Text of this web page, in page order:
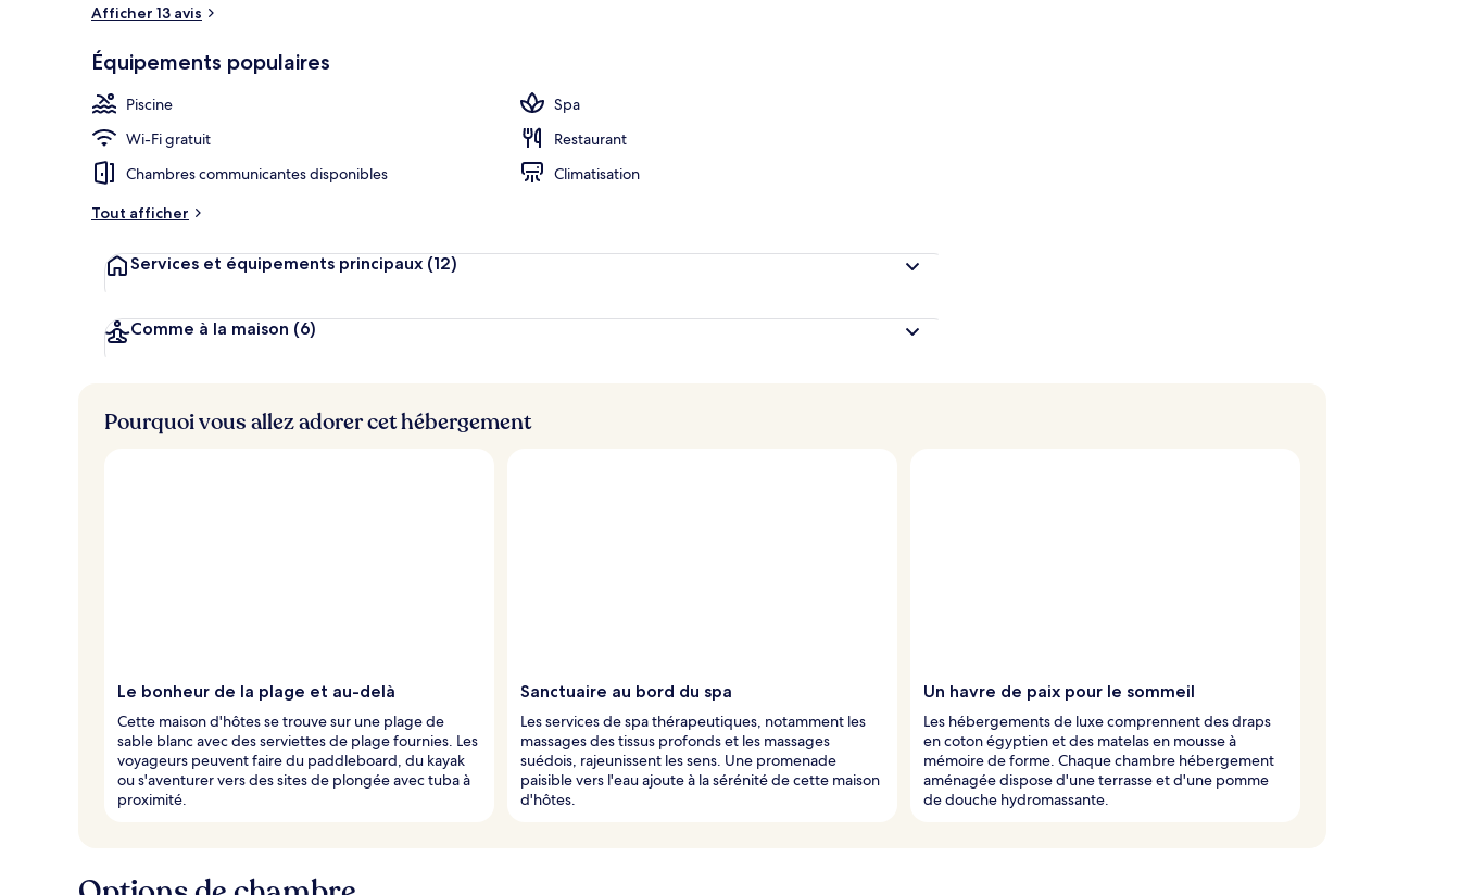
Afficher 13 avis
Équipements populaires
Piscine
Spa
Wi-Fi gratuit
Restaurant
Chambres communicantes disponibles
Climatisation
Tout afficher
Services et équipements principaux (12)
Comme à la maison (6)
Pourquoi vous allez adorer cet hébergement
Le bonheur de la plage et au-delà
Cette maison d'hôtes se trouve sur une plage de
sable blanc avec des serviettes de plage fournies. Les
voyageurs peuvent faire du paddleboard, du kayak
ou s'aventurer vers des sites de plongée avec tuba à
proximité.
Sanctuaire au bord du spa
Les services de spa thérapeutiques, notamment les
massages des tissus profonds et les massages
suédois, rajeunissent les sens. Une promenade
paisible vers l'eau ajoute à la sérénité de cette maison
d'hôtes.
Un havre de paix pour le sommeil
Les hébergements de luxe comprennent des draps
en coton égyptien et des matelas en mousse à
mémoire de forme. Chaque chambre hébergement
aménagée dispose d'une terrasse et d'une pomme
de douche hydromassante.